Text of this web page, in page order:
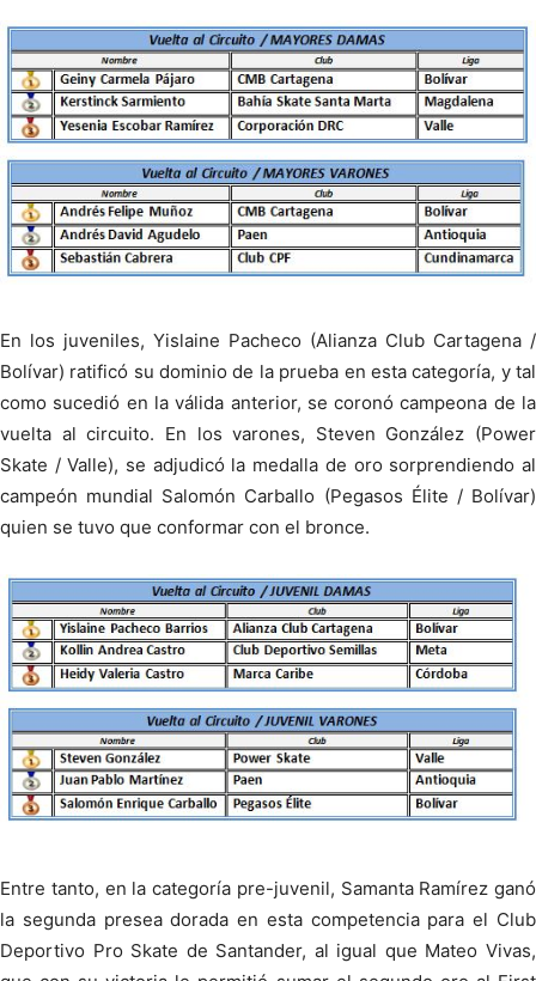
En los juveniles, Yislaine Pacheco (Alianza Club Cartagena /
Bolívar) ratificó su dominio de la prueba en esta categoría, y tal
como sucedió en la válida anterior, se coronó campeona de la
vuelta al circuito. En los varones, Steven González (Power
Skate / Valle), se adjudicó la medalla de oro sorprendiendo al
campeón mundial Salomón Carballo (Pegasos Élite / Bolívar)
quien se tuvo que conformar con el bronce.
Entre tanto, en la categoría pre-juvenil, Samanta Ramírez ganó
la segunda presea dorada en esta competencia para el Club
Deportivo Pro Skate de Santander, al igual que Mateo Vivas,